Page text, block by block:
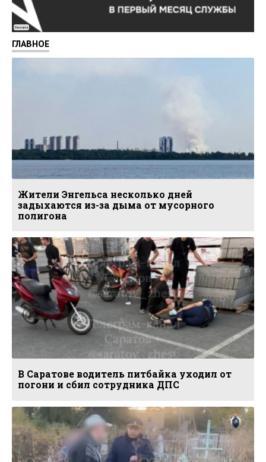
Реклама
ГЛАВНОЕ
Жители Энгельса несколько дней
задыхаются из-за дыма от мусорного
полигона
В Саратове водитель питбайка уходил от
погони и сбил сотрудника ДПС